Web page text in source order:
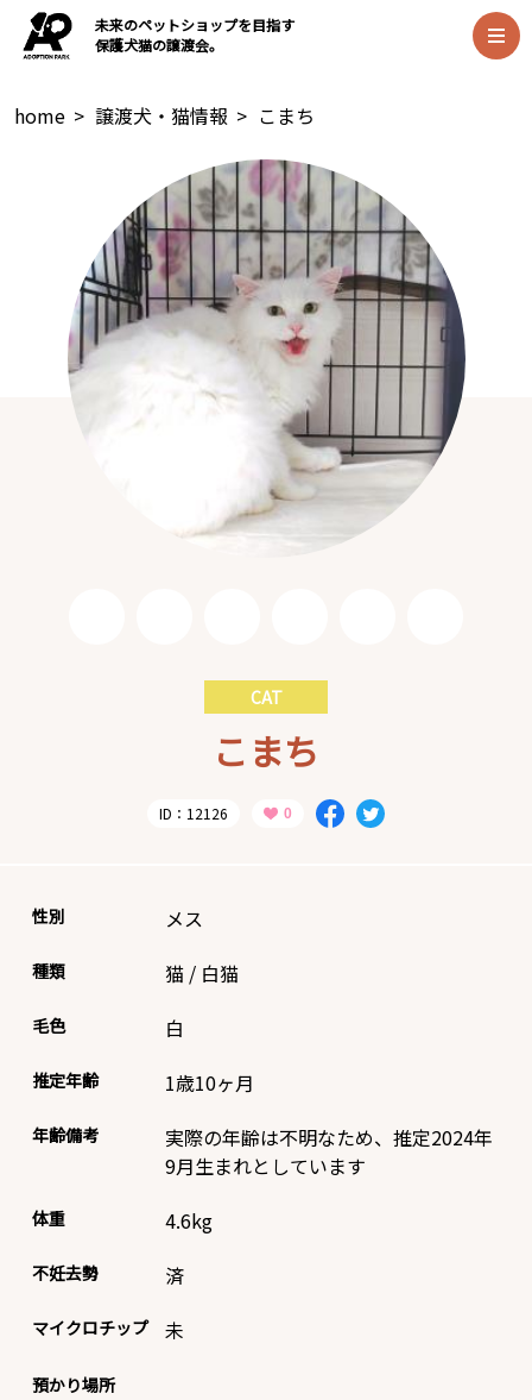
未来のペットショップを目指す
保護犬猫の譲渡会。
home > 譲渡犬・猫情報 > こまち
CAT
こまち
ID：12126
性別 メス
種類 猫 / 白猫
毛色 白
推定年齢 1歳10ヶ月
年齢備考
実際の年齢は不明なため、推定2024年
9月生まれとしています
体重 4.6kg
不妊去勢 済
マイクロチップ 未
預かり場所